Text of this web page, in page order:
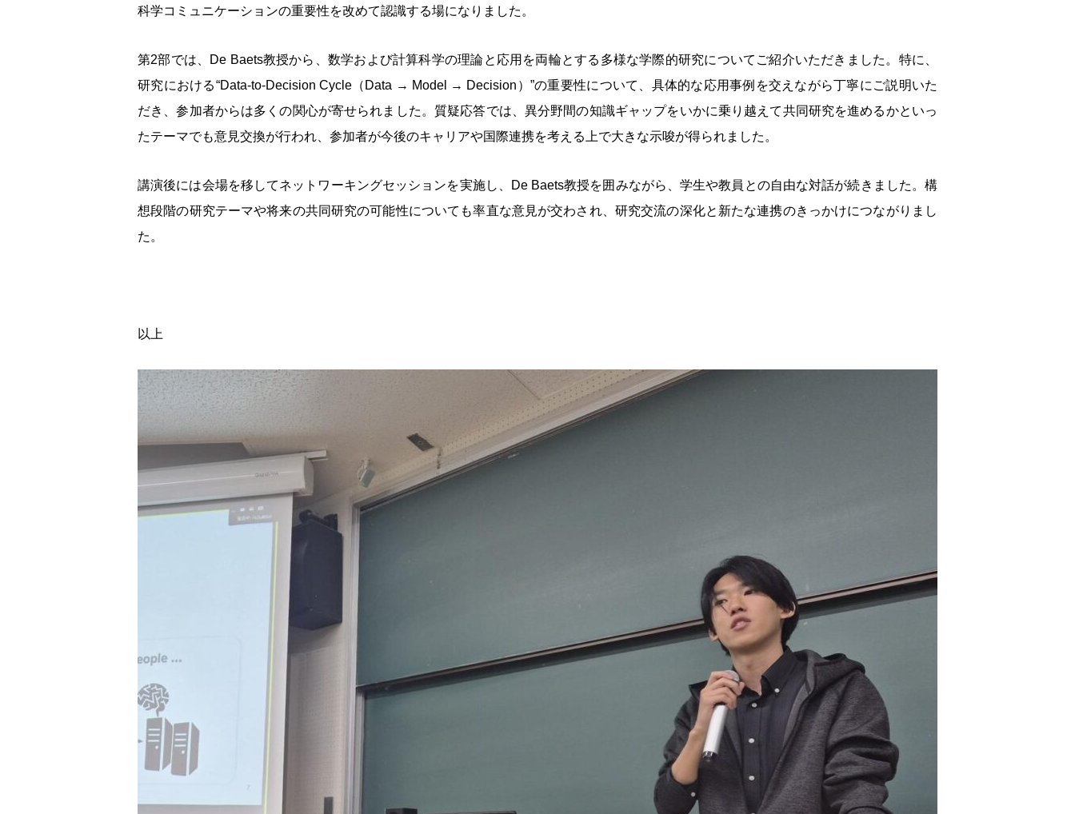
科学コミュニケーションの重要性を改めて認識する場になりました。
第2部では、 De Baets教授から、数学および計算科学の理論と応用を両輪とする多様な学際的研究についてご紹介いただきました。特に、
研究における“Data-to-Decision Cycle（ Data → Model → Decision ） ”の重要性について、具体的な応用事例を交えながら丁寧にご説明いた
だき、参加者からは多くの関心が寄せられました。質疑応答では、異分野間の知識ギャップをいかに乗り越えて共同研究を進めるかといっ
たテーマでも意見交換が行われ、参加者が今後のキャリアや国際連携を考える上で大きな示唆が得られました。
講演後には会場を移してネットワーキングセッションを実施し、 De Baets教授を囲みながら、学生や教員との自由な対話が続きました。構
想段階の研究テーマや将来の共同研究の可能性についても率直な意見が交わされ、研究交流の深化と新たな連携のきっかけにつながりまし
た。
以上